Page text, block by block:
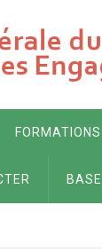
FORMATIONS